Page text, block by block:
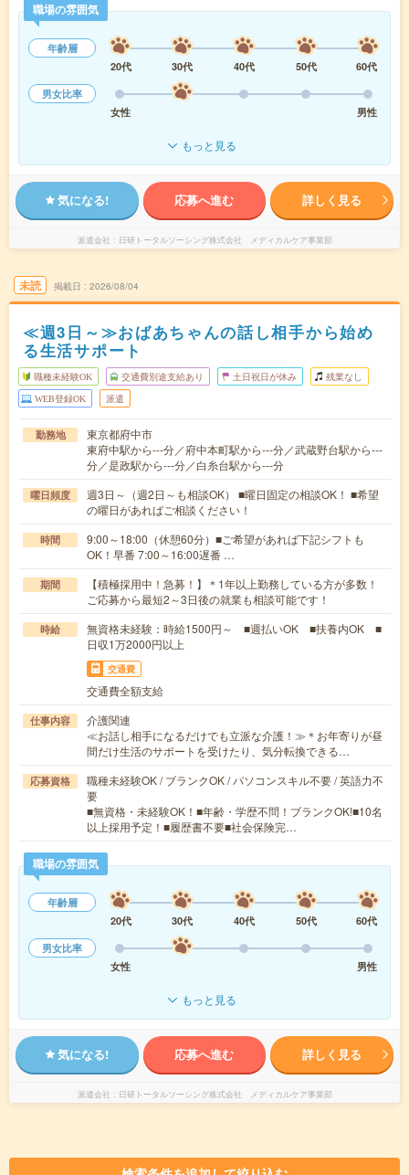
職場の雰囲気
年齢層
20代
30代 40代 50代
60代
男女比率
女性
男性
もっと見る
気になる! 応募へ進む 詳しく見る
派遣会社 日研トータルソーシング株式会社 メディカルケア事業部
未読 掲載日 2026/08/04
≪週3日～≫おばあちゃんの話し相手から始め
る生活サポート
職種未経験OK 交通費別途支給あり 土日祝日が休み 残業なし
WEB登録OK 派遣
勤務地
東京都府中市
東府中駅から---分／府中本町駅から---分／武蔵野台駅から---
分／是政駅から---分／白糸台駅から---分
曜日頻度
週3日～（週2日～も相談OK） ■曜日固定の相談OK！ ■希望
の曜日があればご相談ください！
時間
9:00～18:00（休憩60分）■ご希望があれば下記シフトも
OK！早番 7:00～16:00遅番 …
期間
【積極採用中！急募！】＊1年以上勤務している方が多数！
ご応募から最短2～3日後の就業も相談可能です！
時給
無資格未経験：時給1500円～ ■週払いOK ■扶養内OK ■
日収1万2000円以上
交通費
交通費全額支給
仕事内容
介護関連
≪お話し相手になるだけでも立派な介護！≫＊お年寄りが昼
間だけ生活のサポートを受けたり、気分転換できる…
応募資格
職種未経験OK / ブランクOK / パソコンスキル不要 / 英語力不
要
■無資格・未経験OK！■年齢・学歴不問！ブランクOK!■10名
以上採用予定！■履歴書不要■社会保険完…
職場の雰囲気
年齢層
20代
30代 40代 50代
60代
男女比率
女性
男性
もっと見る
気になる! 応募へ進む 詳しく見る
派遣会社 日研トータルソーシング株式会社 メディカルケア事業部